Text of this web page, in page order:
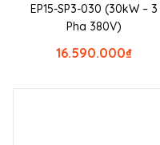
EP15-SP3-030 (30kW – 3
Pha 380V)
₫
16.590.000